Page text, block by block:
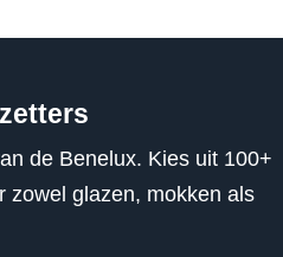
de Benelux. Kies uit 100+
zowel glazen, mokken als